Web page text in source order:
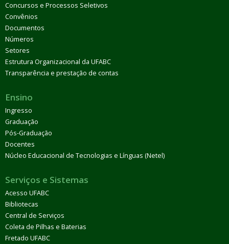
Concursos e Processos Seletivos
Convênios
Documentos
Números
Setores
Estrutura Organizacional da UFABC
Transparência e prestação de contas
Ensino
Ingresso
Graduação
Pós-Graduação
Docentes
Núcleo Educacional de Tecnologias e Línguas (Netel)
Serviços e Sistemas
Acesso UFABC
Bibliotecas
Central de Serviços
Coleta de Pilhas e Baterias
Fretado UFABC